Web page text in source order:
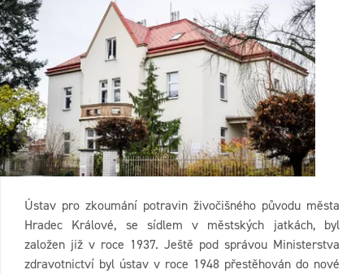
Ústav pro zkoumání potravin živočišného původu města
Hradec Králové, se sídlem v městských jatkách, byl
založen již v roce 1937. Ještě pod správou Ministerstva
zdravotnictví byl ústav v roce 1948 přestěhován do nové